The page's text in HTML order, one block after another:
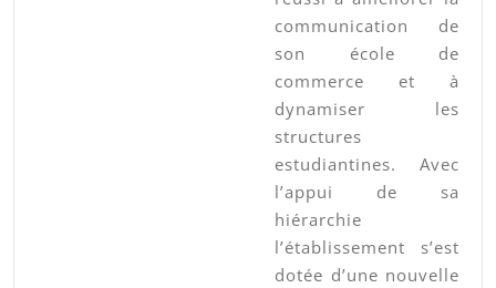
communication de
son école de
commerce et à
dynamiser les
structures
estudiantines. Avec
l’appui de sa
hiérarchie
l’établissement s’est
dotée d’une nouvelle